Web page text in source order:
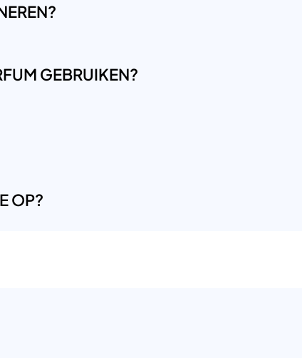
GEBRUIKEN?
OP?